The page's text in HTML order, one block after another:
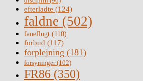
efterladte (124)
faldne (502)
faneflugt (110)
forbud (117)
forplejning (181)
forsyninger(102)
FR86 (350)